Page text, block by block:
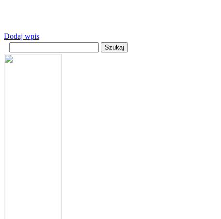
Dodaj wpis